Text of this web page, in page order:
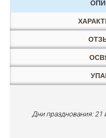
Дни празднования:21